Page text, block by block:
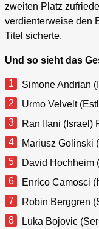
zweiten Platz
verdienterweise den
Titel sicherte.
Und so sieht das
Simone Andrian
Urmo Velvelt
Ran Ilani (Israel)
Mariusz Golinski
David Hochheim
Enrico Camosci
Robin Berggren
Luka Bojovic